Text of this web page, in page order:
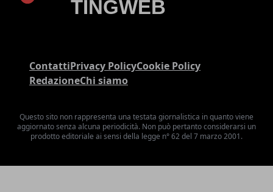
ContattiPrivacy PolicyCookie Policy
RedazioneChi siamo
Questo sito non rappresenta una testata giornalistica in quanto viene
aggiornato senza alcuna periodicità. Non può pertanto considerarsi un
prodotto editoriale ai sensi della legge n° 62 del 7 marzo 2001.